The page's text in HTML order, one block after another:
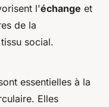
l'échange et
de la
social.
essentielles à la
Elles